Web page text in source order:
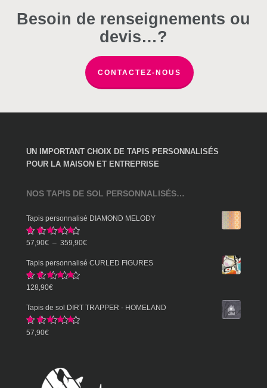
sur
sur
la
page
du
produit
sur
page
du
produit
Besoin de renseignements ou
devis…?
CONTACTEZ-NOUS
UN IMPORTANT CHOIX DE TAPIS PERSONNALISÉS
POUR LA MAISON ET ENTREPRISE
NOS TAPIS DE SOL PERSONNALISÉS…
Tapis personnalisé DIAMOND MELODY
Note 5.00
sur 5
57,90€ – 359,90€Plage
à
Tapis personnalisé CURLED FIGURES
Note
sur 5
128,90€
Tapis de sol DIRT TRAPPER - HOMELAND
Note
sur 5
57,90€